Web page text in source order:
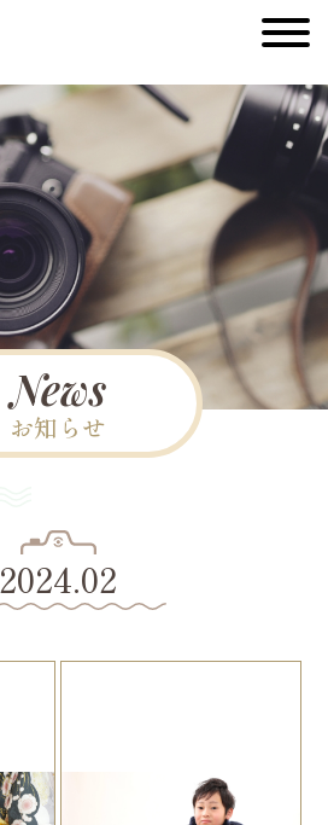
News
お知らせ
2024.02